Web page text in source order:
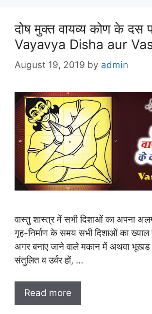
दोष मुक्त वायव्य कोण के दस
Vayavya Disha aur
August 19, 2019 by admin
वास्तु शास्त्र में सभी दिशाओं का अपना
गृह-निर्माण के समय सभी दिशाओं का ख्याल
अगर बनाए जाने वाले मकान में अथवा भूखड
संतुलित व उर्वर हों, …
Read more